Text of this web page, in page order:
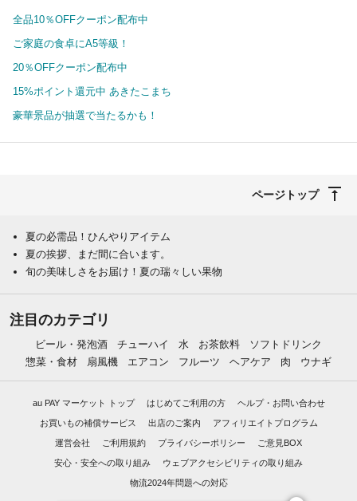
全品10％OFFクーポン配布中
ご家庭の食卓にA5等級！
20％OFFクーポン配布中
15%ポイント還元中 あきたこまち
豪華景品が抽選で当たるかも！
ページトップ
夏の必需品！ひんやりアイテム
夏の挨拶、まだ間に合います。
旬の美味しさをお届け！夏の瑞々しい果物
注目のカテゴリ
ビール・発泡酒 チューハイ 水 お茶飲料
ソフトドリンク
惣菜・食材
扇風機 エアコン フルーツ ヘアケア 肉 ウナギ
au PAY マーケット トップ はじめてご利用の方 ヘルプ・お問い合わせ
お買いもの補償サービス 出店のご案内 アフィリエイトプログラム
運営会社 ご利用規約 プライバシーポリシー ご意見BOX
安心・安全への取り組み ウェブアクセシビリティの取り組み
物流2024年問題への対応